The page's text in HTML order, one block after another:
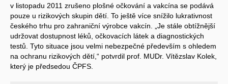
v listopadu 2011 zrušeno plošné očkování a vakcína se podává
pouze u rizikových skupin dětí. To ještě více snížilo lukrativnost
českého trhu pro zahraniční výrobce vakcín. „Je stále obtížnější
udržovat dostupnost léků, očkovacích látek a diagnostických
testů. Tyto situace jsou velmi nebezpečné především s ohledem
na ochranu rizikových dětí,“ potvrdil prof. MUDr. Vítězslav Kolek,
který je předsedou ČPFS.